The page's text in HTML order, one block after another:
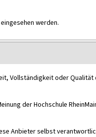
eingesehen werden.
Vollständigkeit oder
der Hochschule
Anbieter selbst